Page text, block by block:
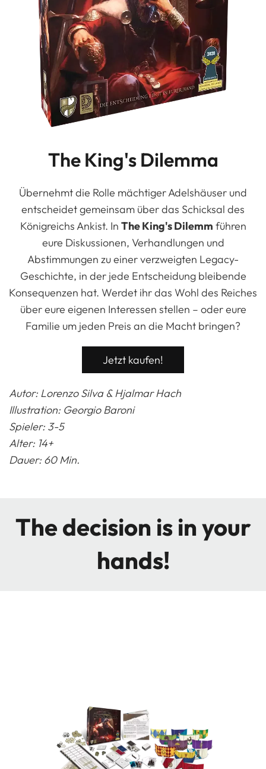
The King's Dilemma
Übernehmt die Rolle mächtiger Adelshäuser und
entscheidet gemeinsam über das Schicksal des
Königreichs Ankist. In The King's Dilemm führen
eure Diskussionen, Verhandlungen und
Abstimmungen zu einer verzweigten Legacy-
Geschichte, in der jede Entscheidung bleibende
Konsequenzen hat. Werdet ihr das Wohl des Reiches
über eure eigenen Interessen stellen – oder eure
Familie um jeden Preis an die Macht bringen?
Jetzt kaufen!
Autor: Lorenzo Silva & Hjalmar Hach
Illustration: Georgio Baroni
Spieler: 3-5
Alter: 14+
Dauer: 60 Min.
The decision is in your
hands!